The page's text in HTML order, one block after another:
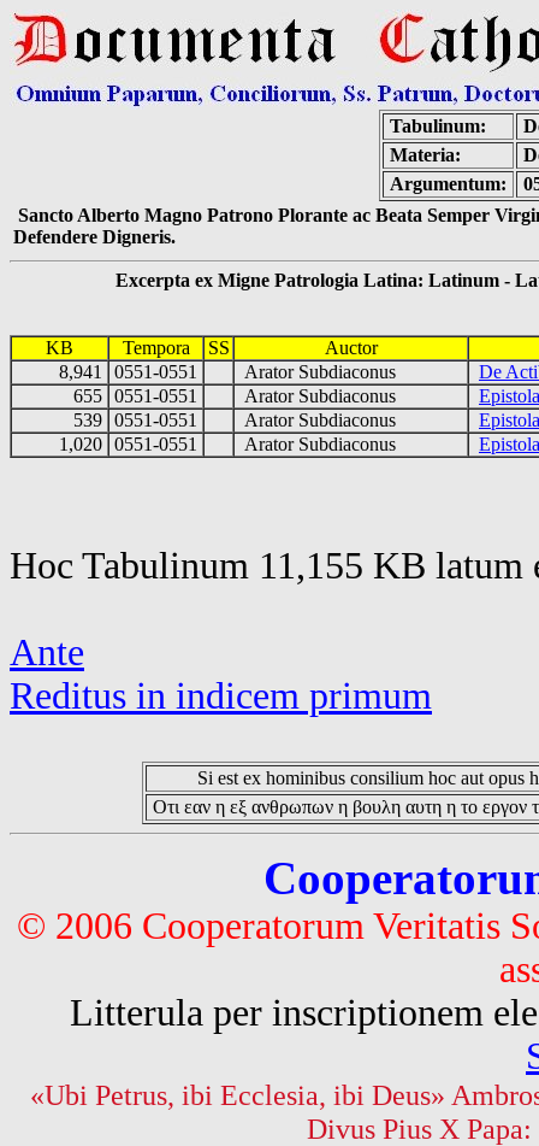
Tabulinum:
Materia:
Argumentum:
Sancto Alberto Magno Patrono Plorante ac Beata Semper
Defendere Digneris.
Excerpta ex Migne Patrologia Latina: Latinum -
KB Tempora SS
Auctor
8,941
0551-0551 Arator Subdiaconus
De
655 0551-0551 Arator Subdiaconus
539 0551-0551 Arator Subdiaconus
1,020 0551-0551 Arator Subdiaconus
Hoc Tabulinum 11,155 KB latum
Ante
Reditus in indicem primum
Si est ex hominibus consilium hoc aut opus
Οτι εαν η εξ ανθρωπων η βουλη αυτη η το εργον
© 2006 Cooperatorum Veritatis
Litterula per inscriptionem
«Ubi Petrus, ibi Ecclesia, ibi Deus»
Divus Pius X Papa: